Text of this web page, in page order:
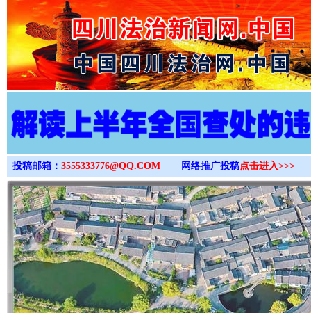
>
投稿邮箱： 3555333776@QQ.COM 网络推广投稿点击进入>>>